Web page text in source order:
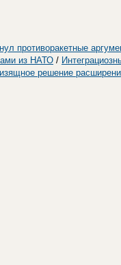
противоракетные
из НАТО /
решение